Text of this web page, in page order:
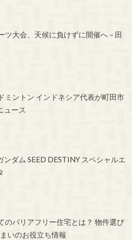
ツ大会、天候に負けずに開催へ – 田
ミントン インドネシア代表が町田市
ュース
ダム SEED DESTINY スペシャルエ
のバリアフリー住宅とは？ 物件選び
いのお役立ち情報